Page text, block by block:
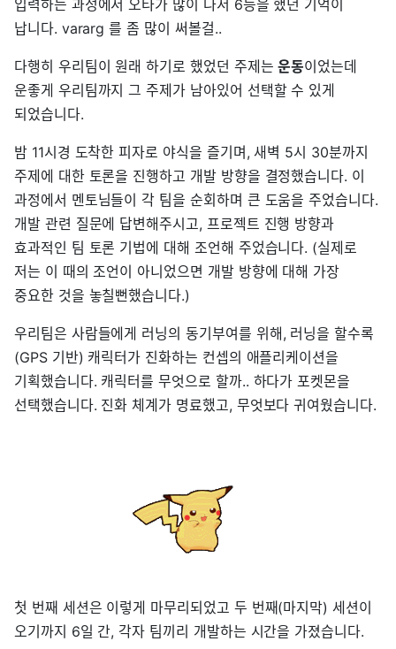
입력하는 과정에서 오타가 많이 나서 6등을 했던 기억이
납니다. vararg 를 좀 많이 써볼걸..
다행히 우리팀이 원래 하기로 했었던 주제는운동이었는데
운좋게 우리팀까지 그 주제가 남아있어 선택할 수 있게
되었습니다.
밤 11시경 도착한 피자로 야식을 즐기며, 새벽 5시 30분까지
주제에 대한 토론을 진행하고 개발 방향을 결정했습니다. 이
과정에서 멘토님들이 각 팀을 순회하며 큰 도움을 주었습니다.
개발 관련 질문에 답변해주시고, 프로젝트 진행 방향과
효과적인 팀 토론 기법에 대해 조언해 주었습니다. (실제로
저는 이 때의 조언이 아니었으면 개발 방향에 대해 가장
중요한 것을 놓칠뻔했습니다.)
우리팀은 사람들에게 러닝의 동기부여를 위해, 러닝을 할수록
(GPS 기반) 캐릭터가 진화하는 컨셉의 애플리케이션을
기획했습니다. 캐릭터를 무엇으로 할까.. 하다가 포켓몬을
선택했습니다. 진화 체계가 명료했고, 무엇보다 귀여웠습니다.
첫 번째 세션은 이렇게 마무리되었고 두 번째(마지막) 세션이
오기까지 6일 간, 각자 팀끼리 개발하는 시간을 가졌습니다.